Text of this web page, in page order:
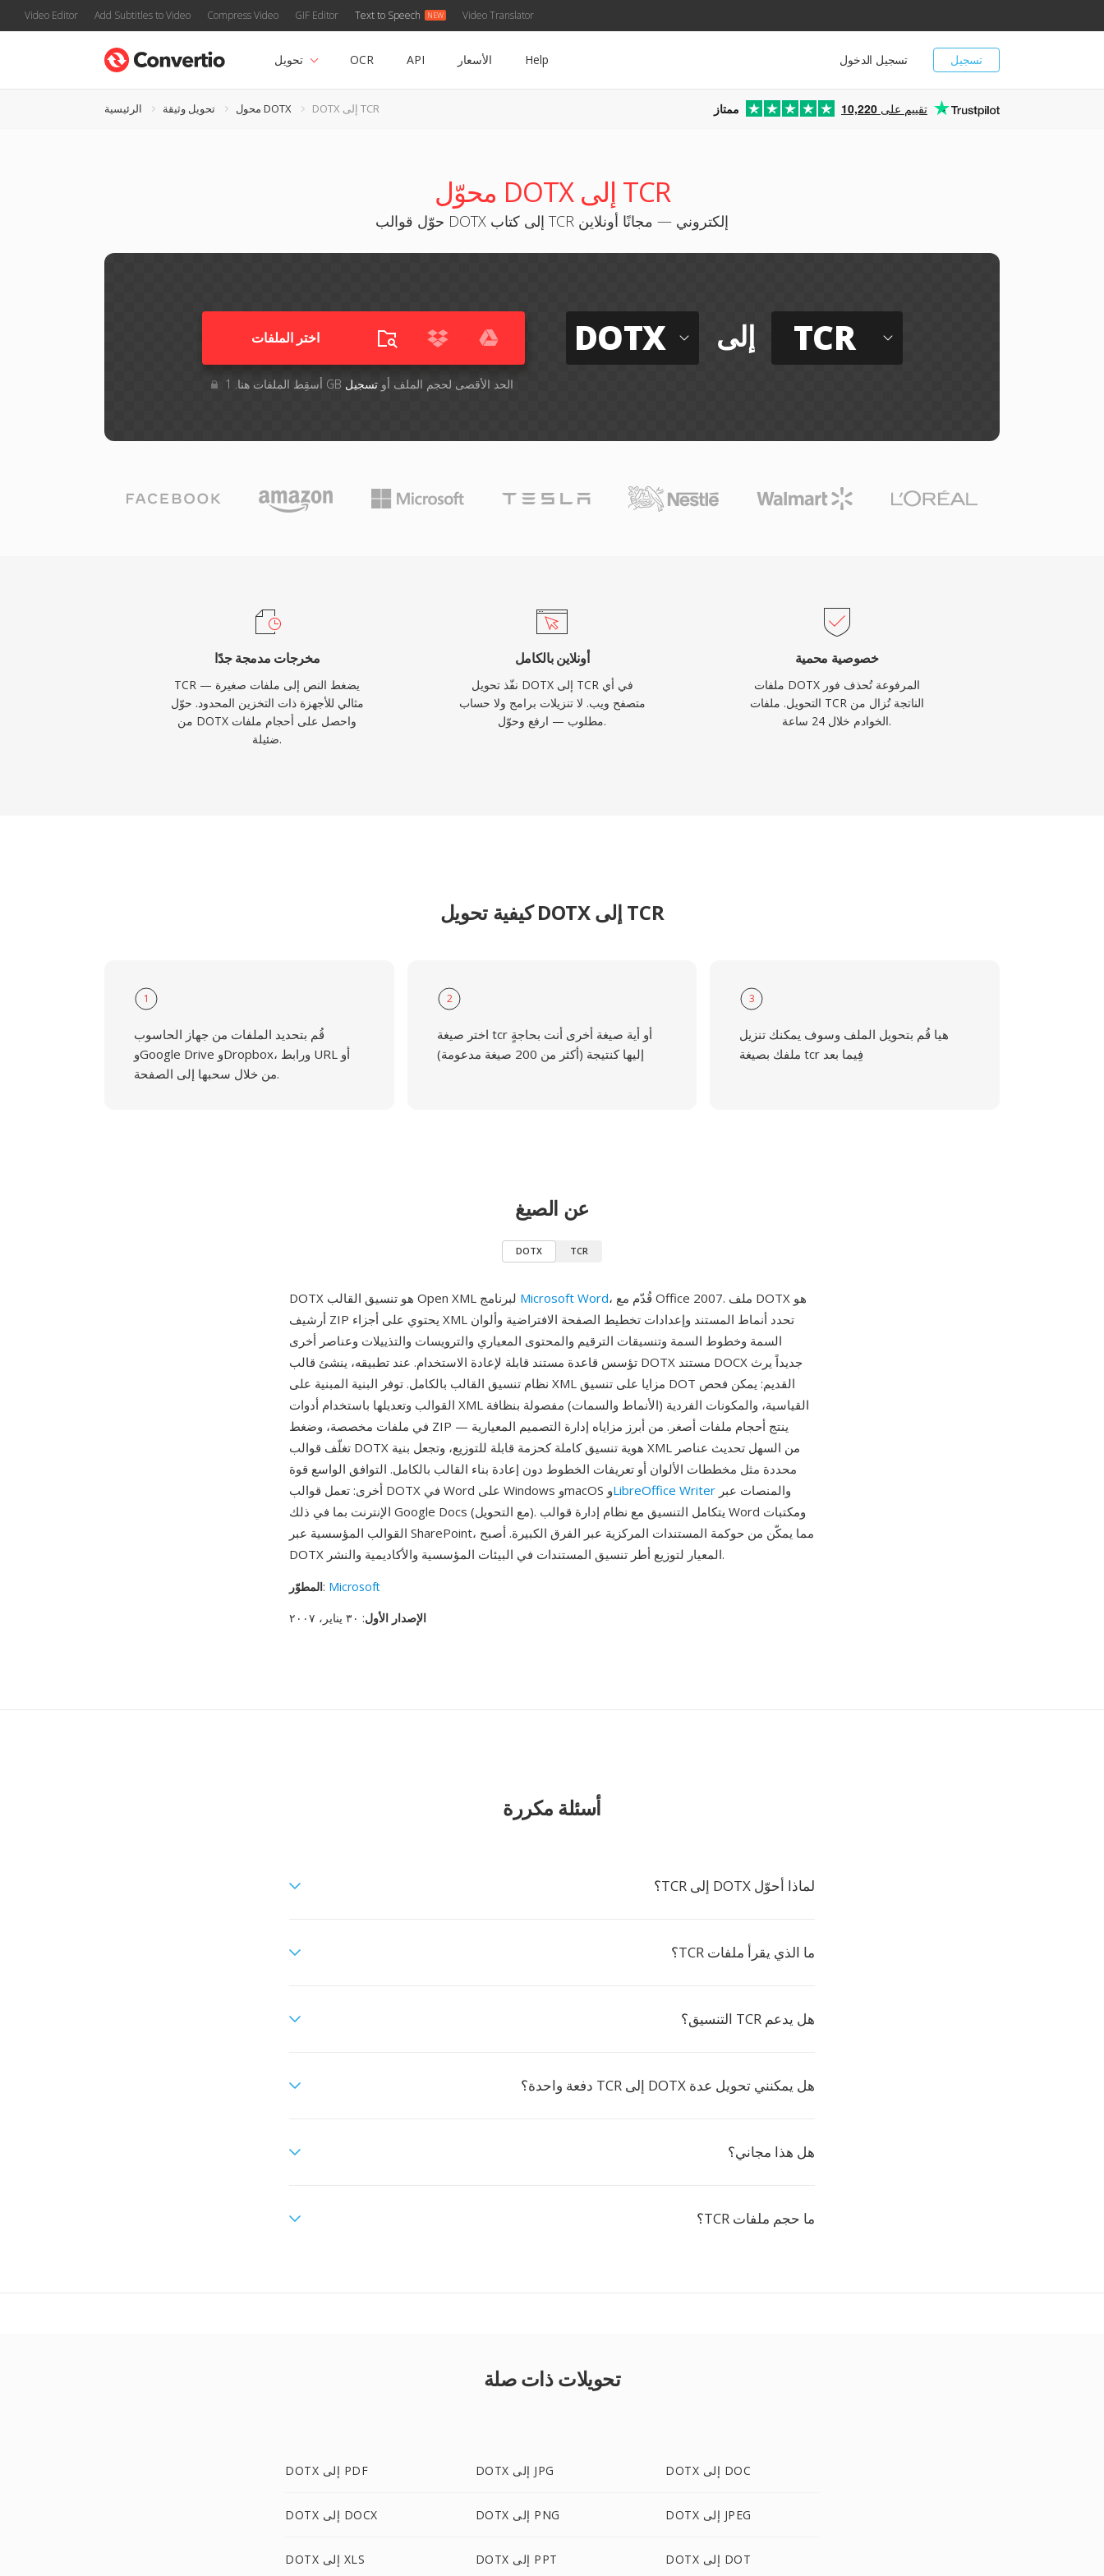
Video Editor Add Subtitles to Video Compress Video GIF Editor Text to Speech Video Translator
تسجيل تسجيل الدخول تحويل OCR API الأسعار Help
الرئيسية تحويل وثيقة محول DOTX DOTX إلى TCR ممتاز 10,220 تقييم على
محوّل DOTX إلى TCR
حوّل قوالب DOTX إلى كتاب TCR إلكتروني — مجانًا أونلاين
اختر الملفات
أسقِط الملفات هنا. 1 GB الحد الأقصى لحجم الملف أوتسجيل
DOTX إلى TCR
مخرجات مدمجة جدًا
TCR يضغط النص إلى ملفات صغيرة —
مثالي للأجهزة ذات التخزين المحدود. حوّل
من DOTX واحصل على أحجام ملفات
ضئيلة.
أونلاين بالكامل
نفّذ تحويل DOTX إلى TCR في أي
متصفح ويب. لا تنزيلات برامج ولا حساب
مطلوب — ارفع وحوّل.
خصوصية محمية
ملفات DOTX المرفوعة تُحذف فور
التحويل. ملفات TCR الناتجة تُزال من
الخوادم خلال 24 ساعة.
كيفية تحويل DOTX إلى TCR
1
قُم بتحديد الملفات من جهاز الحاسوب
وGoogle Drive وDropbox، ورابط URL أو
من خلال سحبها إلى الصفحة.
2
اختر صيغة tcr أو أية صيغة أخرى أنت بحاجةٍ
إليها كنتيجة (أكثر من 200 صيغة مدعومة)
3
هيا قُم بتحويل الملف وسوف يمكنك تنزيل
ملفك بصيغة tcr فِيما بعد
عن الصيغ
DOTX TCR
Microsoft Word، قُدّم مع Office 2007. ملف DOTX هو
أرشيف ZIP يحتوي على أجزاء XML تحدد أنماط المستند وإعدادات تخطيط الصفحة الافتراضية وألوان
السمة وخطوط السمة وتنسيقات الترقيم والمحتوى المعياري والترويسات والتذييلات وعناصر أخرى
تؤسس قاعدة مستند قابلة لإعادة الاستخدام. عند تطبيقه، ينشئ قالب DOTX مستند DOCX جديداً يرث
نظام تنسيق القالب بالكامل. توفر البنية المبنية على XML مزايا على تنسيق DOT القديم: يمكن فحص
القوالب وتعديلها باستخدام أدوات XML القياسية، والمكونات الفردية (الأنماط والسمات) مفصولة بنظافة
في ملفات مخصصة، وضغط ZIP ينتج أحجام ملفات أصغر. من أبرز مزاياه إدارة التصميم المعيارية —
تغلّف قوالب DOTX هوية تنسيق كاملة كحزمة قابلة للتوزيع، وتجعل بنية XML من السهل تحديث عناصر
محددة مثل مخططات الألوان أو تعريفات الخطوط دون إعادة بناء القالب بالكامل. التوافق الواسع قوة
أخرى: تعمل قوالب DOTX في Word على Windows وmacOS وLibreOffice Writer
الإنترنت بما في ذلك Google Docs (مع التحويل). يتكامل التنسيق مع نظام إدارة قوالب Word ومكتبات
القوالب المؤسسية عبر SharePoint، مما يمكّن من حوكمة المستندات المركزية عبر الفرق الكبيرة. أصبح
DOTX المعيار لتوزيع أطر تنسيق المستندات في البيئات المؤسسية والأكاديمية والنشر.
المطوّر: Microsoft
الإصدار الأول: ٣٠ يناير، ٢٠٠٧
أسئلة مكررة
لماذا أحوّل DOTX إلى TCR؟
ما الذي يقرأ ملفات TCR؟
هل يدعم TCR التنسيق؟
هل يمكنني تحويل عدة DOTX إلى TCR دفعة واحدة؟
هل هذا مجاني؟
ما حجم ملفات TCR؟
تحويلات ذات صلة
DOTX إلى PDF DOTX إلى JPG DOTX إلى DOC
DOTX إلى DOCX DOTX إلى PNG DOTX إلى JPEG
DOTX إلى XLS DOTX إلى PPT DOTX إلى DOT